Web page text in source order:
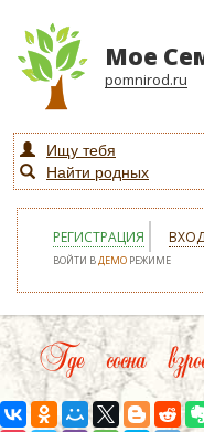
Мое
pomnirod.ru
Ищу тебя
Найти родных
РЕГИСТРАЦИЯ
ВОЙТИ ВДЕМО РЕЖИМЕ
Где сосна